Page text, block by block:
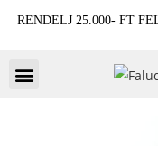
RENDELJ 25.000- FT